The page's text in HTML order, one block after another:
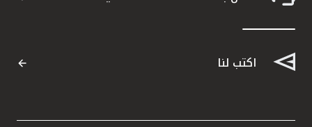
اكتب لنا